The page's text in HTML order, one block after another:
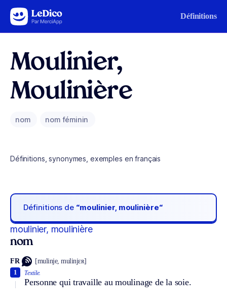
Aller au contenu Définitions
Moulinier,
Moulinière
nom nom féminin
Définitions, synonymes, exemples en français
Définitions de “moulinier, moulinière“
moulinier, moulinière
nom
FR [mulinje, mulinjɛʀ]
Textile.
Personne qui travaille au moulinage de la soie.
1